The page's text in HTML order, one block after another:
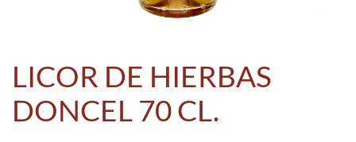
LICOR DE HIERBAS
DONCEL 70 CL.